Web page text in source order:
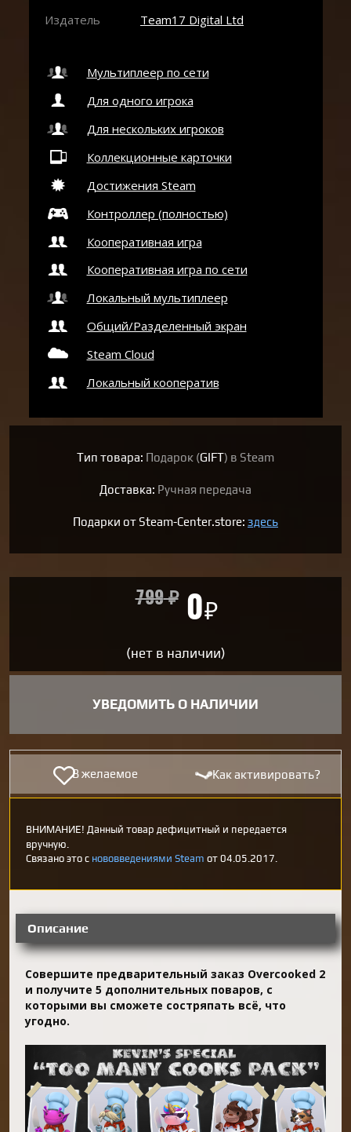
Издатель
Team17 Digital Ltd
Мультиплеер по сети
Для одного игрока
Для нескольких игроков
Коллекционные карточки
Достижения Steam
Контроллер (полностью)
Кооперативная игра
Кооперативная игра по сети
Локальный мультиплеер
Общий/Разделенный экран
Steam Cloud
Локальный кооператив
Тип товара: Подарок (GIFT) в Steam
Доставка: Ручная передача
Подарки от Steam-Center.store: здесь
799₽ 0₽
(нет в наличии)
УВЕДОМИТЬ О НАЛИЧИИ
В желаемое Как активировать?
ВНИМАНИЕ! Данный товар дефицитный и передается
вручную.
Связано это с нововведениями Steam от 04.05.2017.
Описание
Совершите предварительный заказ Overcooked 2
и получите 5 дополнительных поваров, с
которыми вы сможете состряпать всё, что
угодно.